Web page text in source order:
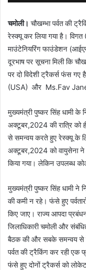
चमोली। चौखम्भा पर्वत की
रेस्क्यू कर लिया गया है।
माउंटेनियरिंग फाउंडेशन
दूरभाष पर सूचना मिली कि
पर दो विदेशी ट्रैकर्स फंस
(USA) और Ms.Fav
मुख्यमंत्री पुष्कर सिंह धामी के
अक्टूबर,2024 की रात्रि को
से समन्वय करते हुए रेस्क्यू के
अक्टूबर,2024 को वायुसेना ने
किया गया। लेकिन उपलब्ध
मुख्यमंत्री पुष्कर सिंह धामी ने
की कमी न रहे। फंसे हुए
किए जाए। राज्य आपदा
जिलाधिकारी चमोली और
बैठक की और सबके समन्वय से
पर्वत की ट्रैकिंग कर रही एक
फंसे हुए दोनों ट्रैकर्स को